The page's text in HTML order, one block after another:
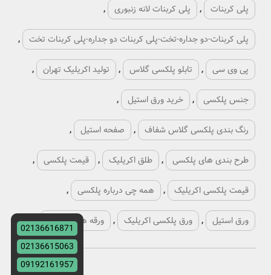
02136616871
02136615063
09192161957
پلی کربنات , پلی کربنات لانه زنبوری ,
پلی کربنات-دو جداره-تخت-پلی کربنات دو جداره-پلی کربنات تخت ,
پی وی سی , تابلو پلکسی گلاس , تولید اکریلیک تهران ,
جنس پلکسی , خرید ورق استیل ,
رنگ بندی پلکسی گلاس شفاف , صفحه استیل ,
طرح بندی های پلکسی , طلق اکریلیک , قیمت پلکسی ,
قیمت پلکسی اکریلیک , همه چی درباره پلکسی ,
ورق استیل , ورق پلکسی اکریلیک , ورقه های پلکسی ,